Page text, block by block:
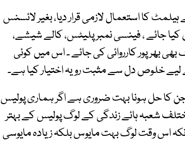
کا استعمال لازمی قرار دیا، بغیر لائسنس
کیا جائے ، فینسی نمبر پلیٹس، کالے شیشے،
بھی بھرپور کارروائی کی جائے ۔ اس میں کوئی
خلوص دل سے مثبت رویہ اختیار کیا ہے۔
کا حل ہونا بہت ضروری ہے اگر ہماری پولیس
شعبہ ہائے زندگی کے لوگ پولیس کے بہتر
اس وقت لوگ بہت مایوس بلکہ زیادہ مایوسی